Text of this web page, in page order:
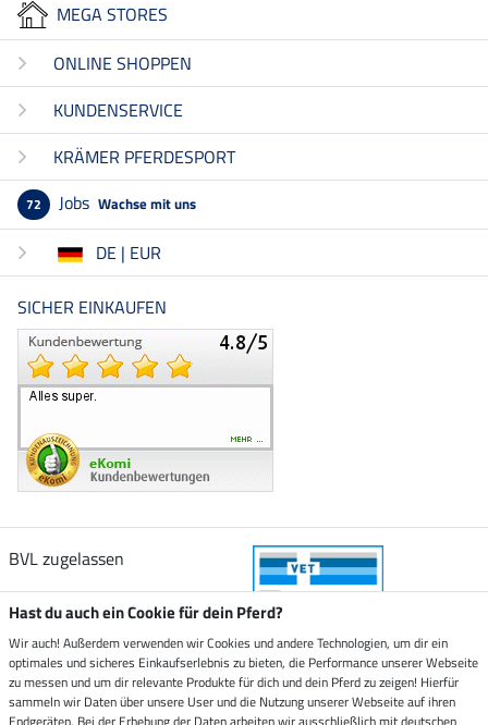
MEGA STORES
ONLINE SHOPPEN
KUNDENSERVICE
KRÄMER PFERDESPORT
72 Jobs Wachse mit uns
DE | EUR
SICHER EINKAUFEN
BVL zugelassen
Zustellung durch
Hast du auch ein Cookie für dein Pferd?
Wir auch! Außerdem verwenden wir Cookies und andere Technologien, um dir ein
optimales und sicheres Einkaufserlebnis zu bieten, die Performance unserer Webseite
zu messen und um dir relevante Produkte für dich und dein Pferd zu zeigen! Hierfür
sammeln wir Daten über unsere User und die Nutzung unserer Webseite auf ihren